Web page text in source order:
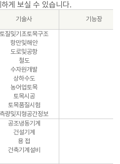
기술사
기능장
토질및기초토목구조
항만및해안
도로및공항
철도
수자원개발
상하수도
농어업토목
토목시공
토목품질시험
측량및지형공간정보
공조냉동기계
건설기계
용 접
건축기계설비